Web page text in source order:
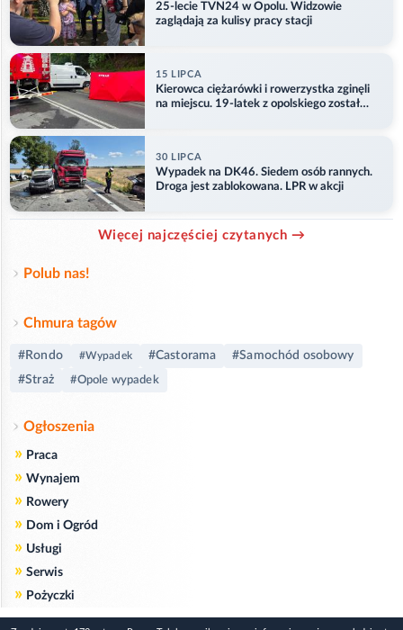
25-lecie TVN24 w Opolu. Widzowie
zaglądają za kulisy pracy stacji
15 LIPCA
Kierowca ciężarówki i rowerzystka zginęli
na miejscu. 19-latek z opolskiego został
30 LIPCA
Wypadek na DK46. Siedem osób rannych.
Droga jest zablokowana. LPR w akcji
Więcej najczęściej czytanych →
Polub nas!
Chmura tagów
#Rondo #Wypadek #Castorama
#Samochód osobowy
#Straż
#Opole wypadek
Ogłoszenia
» Praca
» Wynajem
» Rowery
» Dom i Ogród
» Usługi
» Serwis
» Pożyczki